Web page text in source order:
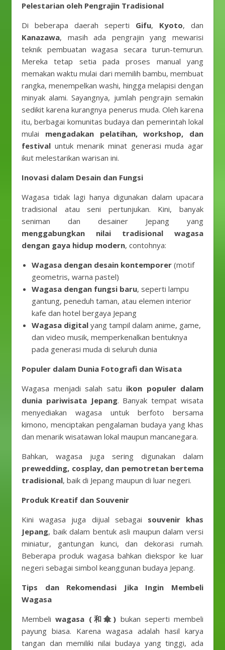
Pelestarian oleh Pengrajin Tradisional
Di beberapa daerah seperti Gifu, Kyoto, dan
Kanazawa, masih ada pengrajin yang mewarisi
teknik pembuatan wagasa secara turun-temurun.
Mereka tetap setia pada proses manual yang
memakan waktu mulai dari memilih bambu, membuat
rangka, menempelkan washi, hingga melapisi dengan
minyak alami. Sayangnya, jumlah pengrajin semakin
sedikit karena kurangnya penerus muda. Oleh karena
itu, berbagai komunitas budaya dan pemerintah lokal
mulai mengadakan pelatihan, workshop, dan
festival untuk menarik minat generasi muda agar
ikut melestarikan warisan ini.
Inovasi dalam Desain dan Fungsi
Wagasa tidak lagi hanya digunakan dalam upacara
tradisional atau seni pertunjukan. Kini, banyak
seniman dan desainer Jepang yang
menggabungkan nilai tradisional wagasa
dengan gaya hidup modern, contohnya:
Wagasa dengan desain kontemporer (motif
geometris, warna pastel)
Wagasa dengan fungsi baru, seperti lampu
gantung, peneduh taman, atau elemen interior
kafe dan hotel bergaya Jepang
Wagasa digital yang tampil dalam anime, game,
dan video musik, memperkenalkan bentuknya
pada generasi muda di seluruh dunia
Populer dalam Dunia Fotografi dan Wisata
Wagasa menjadi salah satu ikon populer dalam
dunia pariwisata Jepang. Banyak tempat wisata
menyediakan wagasa untuk berfoto bersama
kimono, menciptakan pengalaman budaya yang khas
dan menarik wisatawan lokal maupun mancanegara.
Bahkan, wagasa juga sering digunakan dalam
prewedding, cosplay, dan pemotretan bertema
tradisional, baik di Jepang maupun di luar negeri.
Produk Kreatif dan Souvenir
Kini wagasa juga dijual sebagai souvenir khas
Jepang, baik dalam bentuk asli maupun dalam versi
miniatur, gantungan kunci, dan dekorasi rumah.
Beberapa produk wagasa bahkan diekspor ke luar
negeri sebagai simbol keanggunan budaya Jepang.
Tips dan Rekomendasi Jika Ingin Membeli
Wagasa
Membeliwagasa (和傘) bukan seperti membeli
payung biasa. Karena wagasa adalah hasil karya
tangan dan memiliki nilai budaya yang tinggi, ada